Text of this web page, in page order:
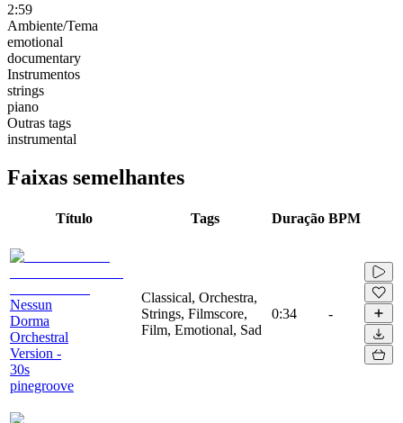
2:59
Ambiente/Tema
emotional
documentary
Instrumentos
strings
piano
Outras tags
instrumental
Faixas semelhantes
Título Tags Duração BPM
Nessun
Dorma
Orchestral
Version -
30s
pinegroove
Classical, Orchestra,
Strings, Filmscore,
Film, Emotional, Sad
0:34 -